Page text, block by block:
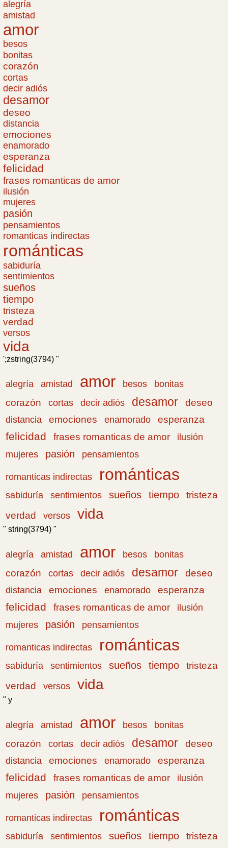
alegría
amistad
amor
besos
bonitas
corazón
cortas
decir adiós
desamor
deseo
distancia
emociones
enamorado
esperanza
felicidad
frases romanticas de amor
ilusión
mujeres
pasión
pensamientos
romanticas indirectas
románticas
sabiduría
sentimientos
sueños
tiempo
tristeza
verdad
versos
vida
';zstring(3794) "
alegría amistad amor besos
bonitas
corazón
cortas decir adiós desamor deseo
distancia emociones enamorado esperanza
felicidad frases romanticas de amor
ilusión
mujeres
pasión pensamientos
romanticas indirectas románticas
sabiduría sentimientos sueños tiempo
tristeza
verdad
versos vida
" string(3794) "
alegría amistad amor besos
bonitas
corazón
cortas decir adiós desamor deseo
distancia emociones enamorado esperanza
felicidad frases romanticas de amor
ilusión
mujeres
pasión pensamientos
romanticas indirectas románticas
sabiduría sentimientos sueños tiempo
tristeza
verdad
versos vida
" y
alegría amistad amor besos
bonitas
corazón
cortas decir adiós desamor deseo
distancia emociones enamorado esperanza
felicidad frases romanticas de amor
ilusión
mujeres
pasión pensamientos
romanticas indirectas románticas
sabiduría sentimientos sueños tiempo tristeza